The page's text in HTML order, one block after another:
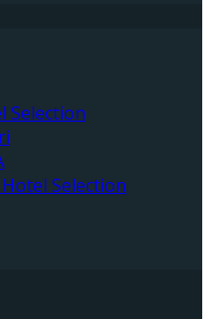
Selection
Selection